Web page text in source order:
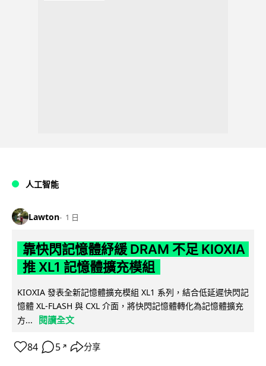
人工智能
Lawton 1 日
靠快閃記憶體紓緩 DRAM 不足 KIOXIA
推 XL1 記憶體擴充模組
KIOXIA 發表全新記憶體擴充模組 XL1 系列，結合低延遲快閃記
憶體 XL-FLASH 與 CXL 介面，將快閃記憶體轉化為記憶體擴充
方...
閱讀全文
84 5 ↗ 分享